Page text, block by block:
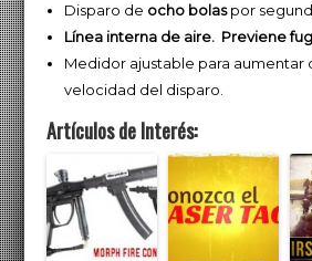
Disparo de ocho bolaspor
Línea interna de aire. Previene
Medidor ajustable para aumentar
velocidad del disparo.
Artículos de Interés: